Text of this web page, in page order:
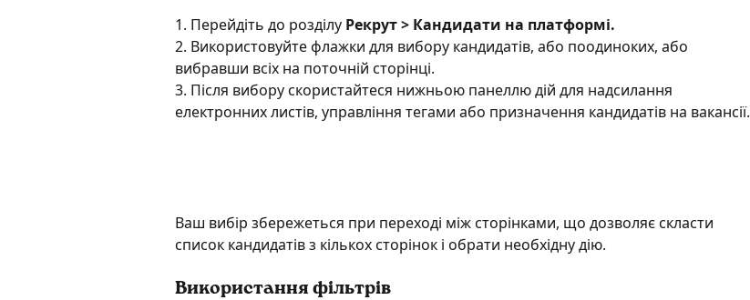
1. Перейдіть до розділу Рекрут > Кандидати на платформі.
2. Використовуйте флажки для вибору кандидатів, або поодиноких, або
вибравши всіх на поточній сторінці.
3. Після вибору скористайтеся нижньою панеллю дій для надсилання
електронних листів, управління тегами або призначення кандидатів на вакансії.
Ваш вибір збережеться при переході між сторінками, що дозволяє скласти
список кандидатів з кількох сторінок і обрати необхідну дію.
Використання фільтрів